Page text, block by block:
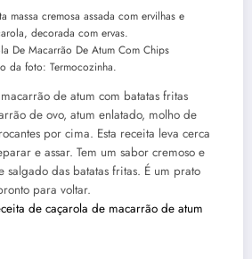
De Macarrão De Atum Com Chips
da foto: Termocozinha.
de atum com batatas fritas
de ovo, atum enlatado, molho de
por cima. Esta receita leva cerca
e assar. Tem um sabor cremoso e
salgado das batatas fritas. É um prato
para voltar.
de caçarola de macarrão de atum